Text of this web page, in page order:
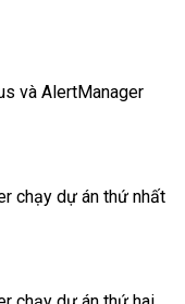
và AlertManager
chạy dự án thứ nhất